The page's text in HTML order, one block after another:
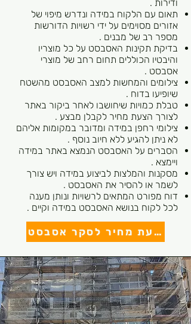
ודירות .
תאום עם הלקוח במידה ונדרש מיפוי של
אזורים מסוימים על ידי רשויות הדורשות
מספר רב של מבנים .
בדיקת תקינות האסבסט על כל מוצריו
והיבטיו הכוללים תחום רחב של מוצרי
אסבסט .
צילומים והמחשות למצב האסבסט מהשטח
שיופיעו בדוח .
טבלת כמויות שיחושבו לאחר ביקור באתר
לצורך הצעת מחיר לקבלן מבצע .
צילומי רחפן במידה ומדובר במקומות אליהם
לא ניתן להגיע ללא חיוב נוסף .
הסברים על האסבסט הנמצא באתר במידה
ויימצא .
מסקנות והמלצות לביצוע במידה ויש צורך
לשמר או להסיר את האסבסט .
דוח מפורט המתאים לרשויות ונותן מענה
לכל לקוח בנושא האסבסט במידה וקיים .
להצעת מחיר לסקר אסבסט